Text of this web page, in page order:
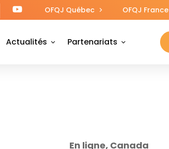
OFQJ Québec OFQJ France
Actualités Partenariats
En ligne, Canada